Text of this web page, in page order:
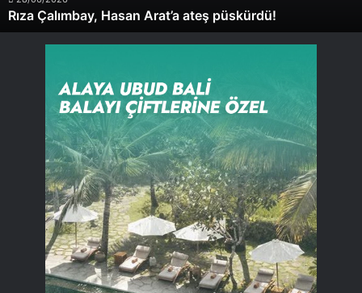
Rıza Çalımbay, Hasan Arat’a ateş püskürdü!